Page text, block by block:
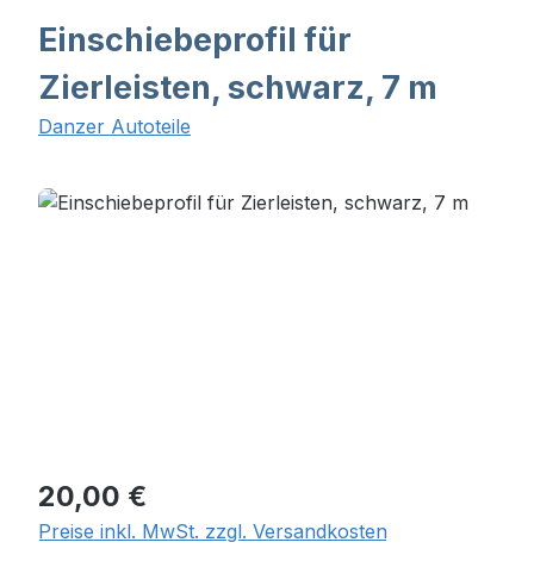
Einschiebeprofil für
Zierleisten, schwarz, 7 m
Danzer Autoteile
Bildergalerie überspringen
Regulärer Preis:
20,00 €
Preise inkl. MwSt. zzgl. Versandkosten